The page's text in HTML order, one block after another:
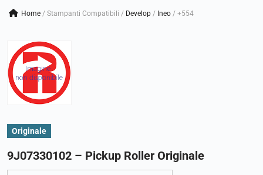
Home / Stampanti Compatibili / develop / ineo / +554
Originale
9J07330102 – Pickup Roller Originale